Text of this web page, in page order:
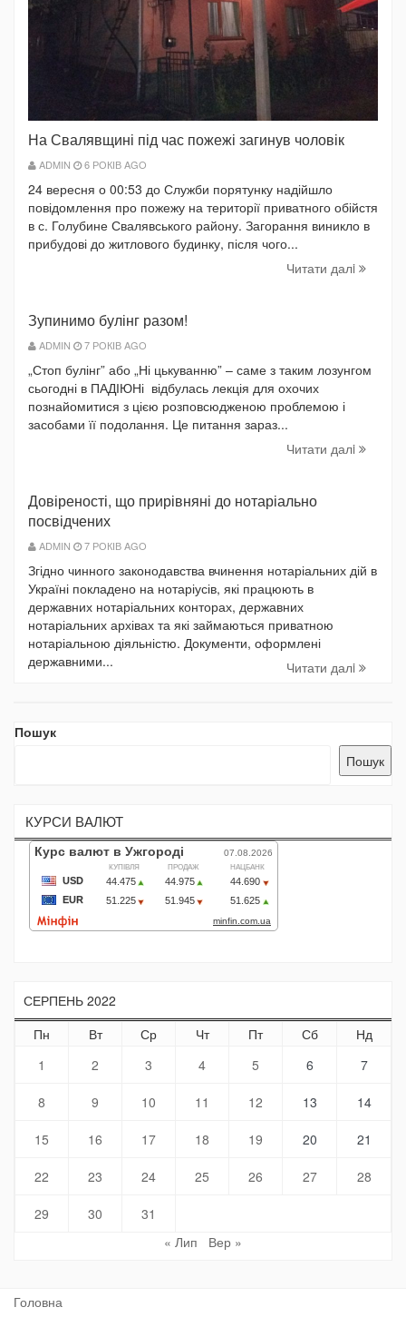
На Свалявщині під час пожежі загинув чоловік
ADMIN 6 РОКІВ AGO
24 вересня о 00:53 до Служби порятунку надійшло
повідомлення про пожежу на території приватного обійстя
в с. Голубине Свалявського району. Загорання виникло в
прибудові до житлового будинку, після чого...
Читати далi
Зупинимо булінг разом!
ADMIN 7 РОКІВ AGO
„Стоп булінг” або „Ні цькуванню” – саме з таким лозунгом
сьогодні в ПАДІЮНі відбулась лекція для охочих
познайомитися з цією розповсюдженою проблемою і
засобами її подолання. Це питання зараз...
Читати далi
Довіреності, що прирівняні до нотаріально
посвідчених
ADMIN 7 РОКІВ AGO
Згідно чинного законодавства вчинення нотаріальних дій в
Україні покладено на нотаріусів, які працюють в
державних нотаріальних конторах, державних
нотаріальних архівах та які займаються приватною
нотаріальною діяльністю. Документи, оформлені
державними...
Читати далi
Пошук
Пошук
КУРСИ ВАЛЮТ
СЕРПЕНЬ 2022
Пн
Вт Ср Чт Пт Сб
Нд
1
2 3 4 5 6 7
8 9 10 11 12 13 14
15 16 17 18 19 20 21
22 23 24 25 26 27 28
29 30
31
« Лип
Вер »
Головна